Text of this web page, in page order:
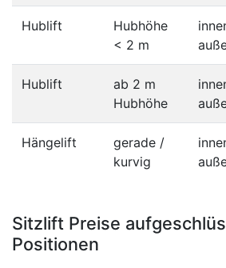
Hublift
Hubhöhe
< 2 m
Hublift
ab 2 m
Hubhöhe
Hängelift
gerade /
kurvig
Sitzlift Preise
Positionen